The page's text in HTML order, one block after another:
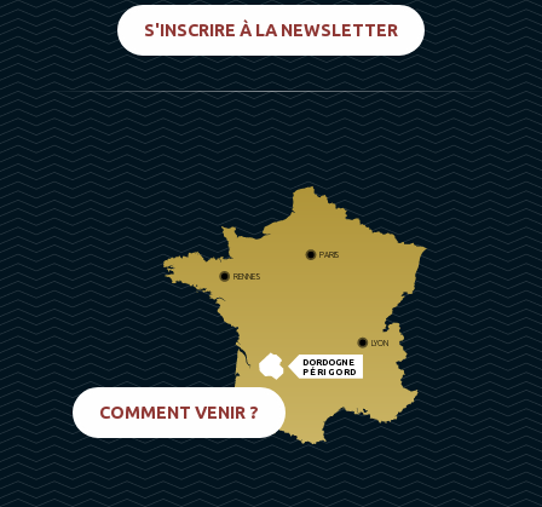
S'INSCRIRE À LA NEWSLETTER
DORDOGNE
PÉRIGORD
PARIS
RENNES
LYON
COMMENT VENIR ?